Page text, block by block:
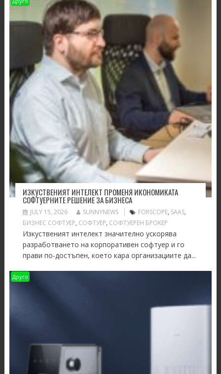
ИЗКУСТВЕНИЯТ ИНТЕЛЕКТ ПРОМЕНЯ ИКОНОМИКАТА
СОФТУЕРНИТЕ РЕШЕНИЕ ЗА БИЗНЕСА
JULY 15, 2026 SUNNYNEWS FORSCOPE, SAAS,
БИЗНЕС СОФТУЕР, СОФТУЕР, СОФТУЕРЕН БРОКЕР
Изкуственият интелект значително ускорява
разработването на корпоративен софтуер и го
прави по-достъпен, което кара организациите да...
Друго